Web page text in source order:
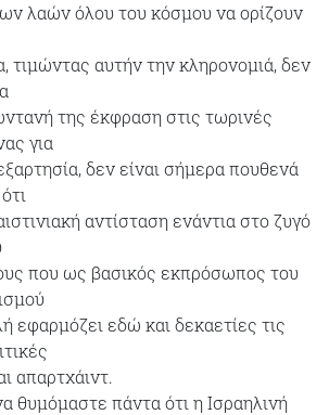
λαών όλου του κόσμου να ορίζουν
τιμώντας αυτήν την κληρονομιά, δεν
της έκφραση στις τωρινές
για
δεν είναι σήμερα πουθενά
αντίσταση ενάντια στο ζυγό
που ως βασικός εκπρόσωπος του
εδώ και δεκαετίες τις
απαρτχάιντ.
θυμόμαστε πάντα ότι η Ισραηλινή